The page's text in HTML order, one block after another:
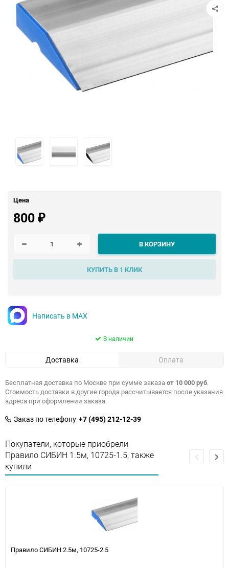
Цена
800 ₽
В КОРЗИНУ
КУПИТЬ В 1 КЛИК
Написать в MAX
В наличии
Доставка Оплата
Бесплатная доставка по Москве при сумме заказаот 10 000 руб.
Стоимость доставки в другие города рассчитывается после указания
адреса при оформлении заказа.
Заказ по телефону +7 (495) 212-12-39
Покупатели, которые приобрели
Правило СИБИН 1.5м, 10725-1.5, также
купили
Правило СИБИН 2.5м, 10725-2.5